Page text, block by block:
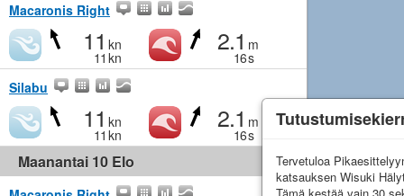
Macaronis Right
11 kn
11 kn
2.1 m
16s
Silabu
11 kn
11 kn
2.1 m
16s
Maanantai 10 Elo
Tervetuloa
katsauksen Wisuki
Tämä kestää vain 30